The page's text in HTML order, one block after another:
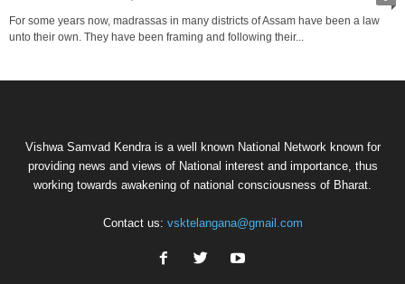
For some years now, madrassas in many districts of Assam have been a law
unto their own. They have been framing and following their...
Vishwa Samvad Kendra is a well known National Network known for
providing news and views of National interest and importance, thus
working towards awakening of national consciousness of Bharat.
Contact us: vsktelangana@gmail.com